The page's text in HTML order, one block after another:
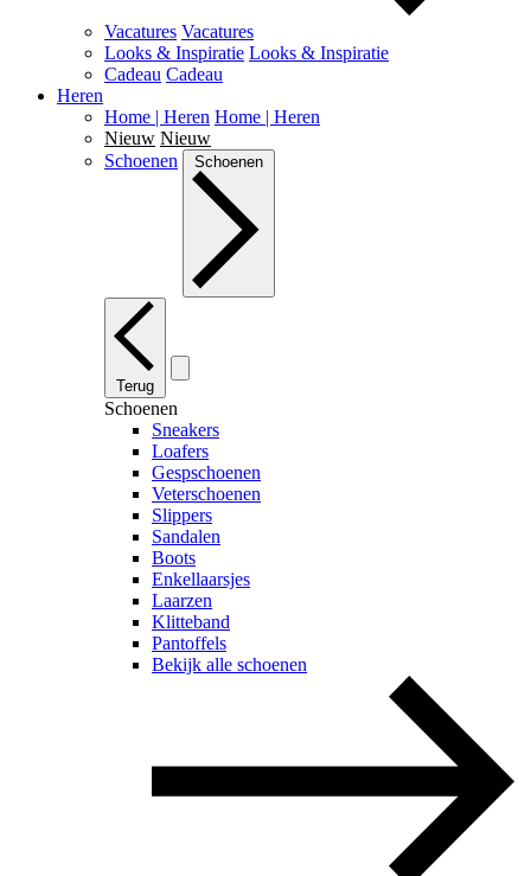
Vacatures Vacatures
Looks & Inspiratie Looks & Inspiratie
Cadeau Cadeau
Heren
Home | Heren Home | Heren
Nieuw Nieuw
Schoenen
Schoenen
Terug
Schoenen
Sneakers
Loafers
Gespschoenen
Veterschoenen
Slippers
Sandalen
Boots
Enkellaarsjes
Laarzen
Klitteband
Pantoffels
Bekijk alle schoenen